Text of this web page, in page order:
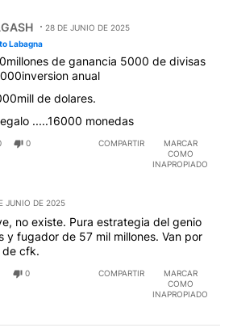
28 DE JUNIO DE 2025
Labagna
de ganancia 5000 de divisas
anual
de dolares.
.....16000 monedas
0 COMPARTIR
MARCAR
COMO
INAPROPIADO
JUNIO DE 2025
no existe. Pura estrategia del genio
y fugador de 57 mil millones. Van por
de cfk.
0 COMPARTIR
MARCAR
COMO
INAPROPIADO